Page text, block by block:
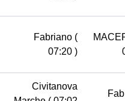
Fabriano (
07:20 )
Civitanova